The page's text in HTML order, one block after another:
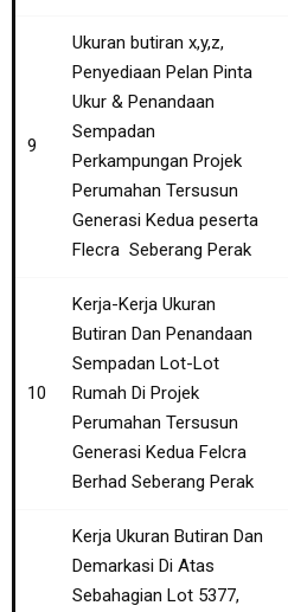
9
Ukuran butiran x,y,z,
Penyediaan Pelan Pinta
Ukur & Penandaan
Sempadan
Perkampungan Projek
Perumahan Tersusun
Generasi Kedua peserta
Flecra Seberang Perak
10
Kerja-Kerja Ukuran
Butiran Dan Penandaan
Sempadan Lot-Lot
Rumah Di Projek
Perumahan Tersusun
Generasi Kedua Felcra
Berhad Seberang Perak
Kerja Ukuran Butiran Dan
Demarkasi Di Atas
Sebahagian Lot 5377,